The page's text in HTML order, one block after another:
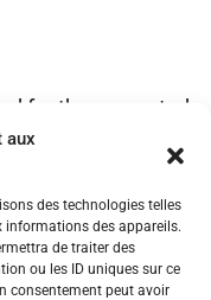
aux
des technologies telles
informations des appareils.
de traiter des
ou les ID uniques sur ce
consentement peut avoir
for the requested